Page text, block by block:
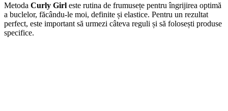
Metoda Curly Girl este rutina de frumusețe pentru îngrijirea optimă
a buclelor, făcându-le moi, definite și elastice. Pentru un rezultat
perfect, este important să urmezi câteva reguli și să folosești produse
specifice.